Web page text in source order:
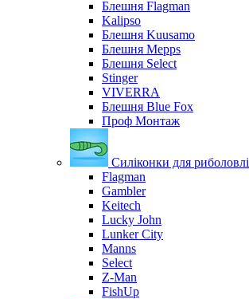
Блешня Flagman
Kalipso
Блешня Kuusamo
Блешня Mepps
Блешня Select
Stinger
VIVERRA
Блешня Blue Fox
Проф Монтаж
Силіконки для риболовлі
Flagman
Gambler
Keitech
Lucky John
Lunker City
Manns
Select
Z-Man
FishUp